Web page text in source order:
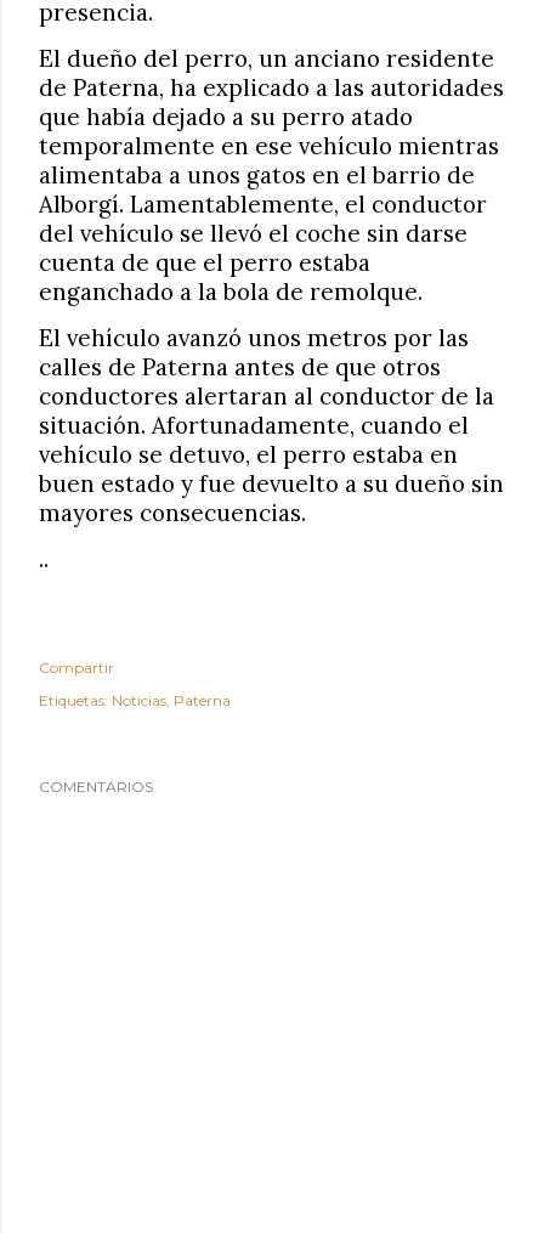
presencia.
El dueño del perro, un anciano residente
de Paterna, ha explicado a las autoridades
que había dejado a su perro atado
temporalmente en ese vehículo mientras
alimentaba a unos gatos en el barrio de
Alborgí. Lamentablemente, el conductor
del vehículo se llevó el coche sin darse
cuenta de que el perro estaba
enganchado a la bola de remolque.
El vehículo avanzó unos metros por las
calles de Paterna antes de que otros
conductores alertaran al conductor de la
situación. Afortunadamente, cuando el
vehículo se detuvo, el perro estaba en
buen estado y fue devuelto a su dueño sin
mayores consecuencias.
..
Compartir
Etiquetas: Noticias Paterna
COMENTARIOS